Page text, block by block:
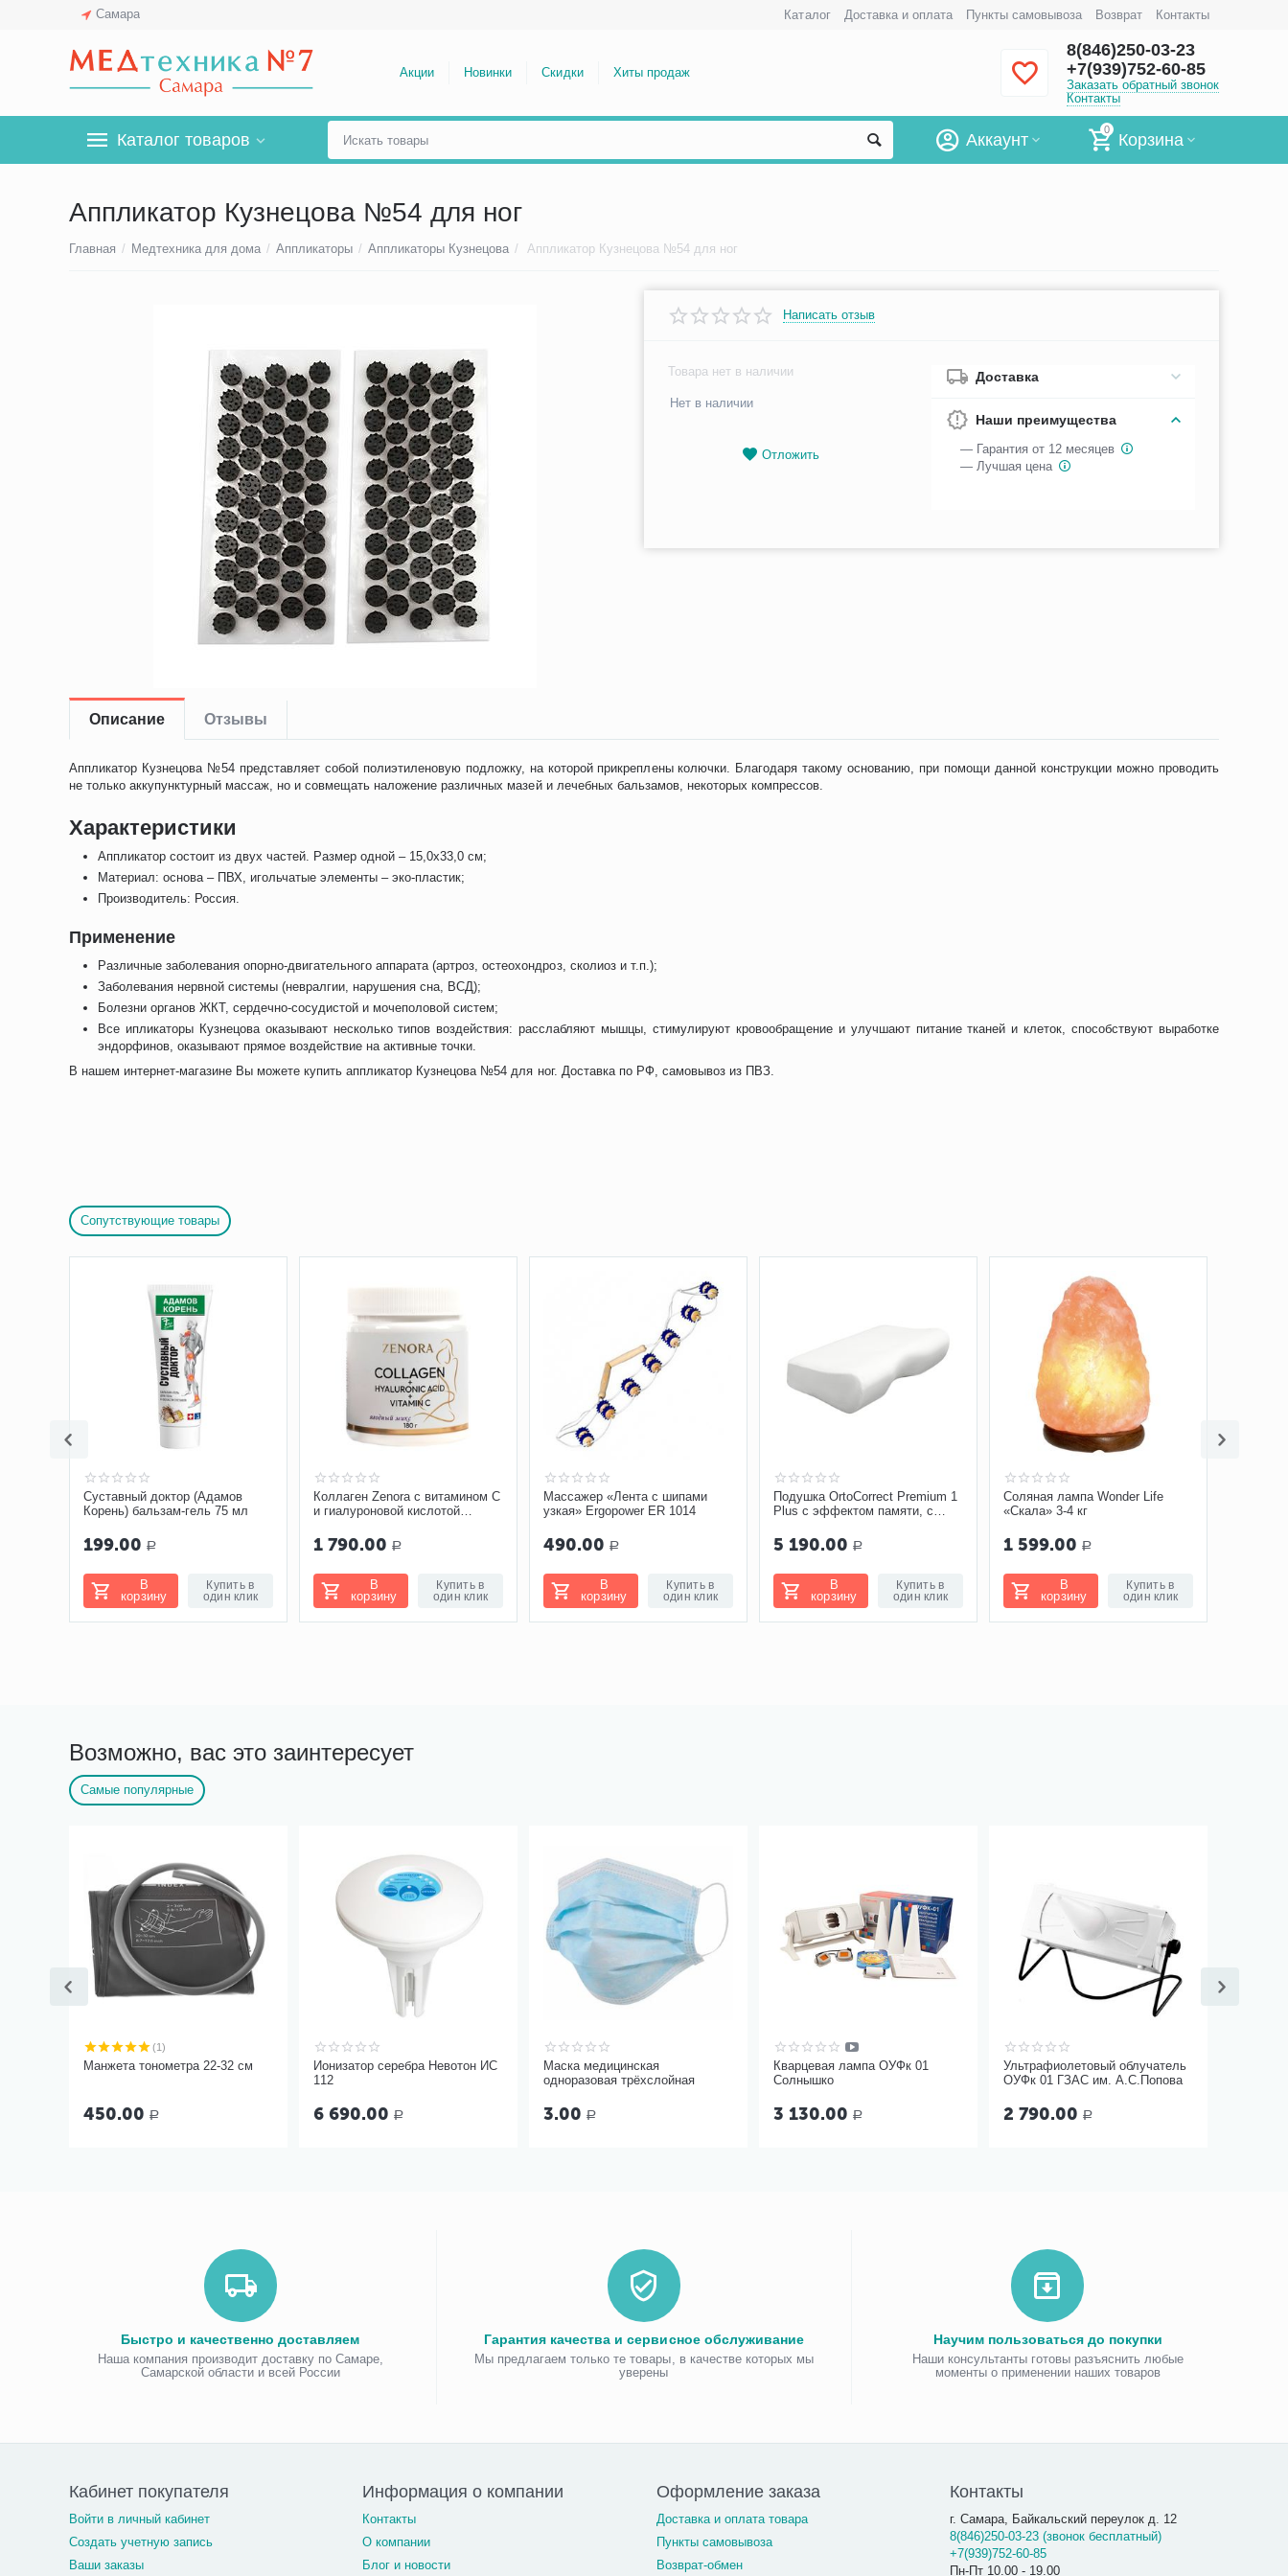
Самара Каталог Доставка и оплата Пункты самовывоза Возврат Контакты
Акции Новинки Скидки Хиты продаж
8(846)250-03-23
+7(939)752-60-85
Заказать обратный звонок
Контакты
Каталог товаров
0
Корзина
Аккаунт
Аппликатор Кузнецова №54 для ног
Главная / Медтехника для дома / Аппликаторы / Аппликаторы Кузнецова / Аппликатор Кузнецова №54 для ног
Написать отзыв
Товара нет в наличии
Нет в наличии
Отложить
Доставка
Наши преимущества
— Гарантия от 12 месяцев
— Лучшая цена
Описание Отзывы
Аппликатор Кузнецова №54 представляет собой полиэтиленовую подложку, на которой прикреплены колючки. Благодаря такому основанию, при помощи данной конструкции можно проводить
не только аккупунктурный массаж, но и совмещать наложение различных мазей и лечебных бальзамов, некоторых компрессов.
Характеристики
Аппликатор состоит из двух частей. Размер одной – 15,0х33,0 см;
Материал: основа – ПВХ, игольчатые элементы – эко-пластик;
Производитель: Россия.
Применение
Различные заболевания опорно-двигательного аппарата (артроз, остеохондроз, сколиоз и т.п.);
Заболевания нервной системы (невралгии, нарушения сна, ВСД);
Болезни органов ЖКТ, сердечно-сосудистой и мочеполовой систем;
Все ипликаторы Кузнецова оказывают несколько типов воздействия: расслабляют мышцы, стимулируют кровообращение и улучшают питание тканей и клеток, способствуют выработке
эндорфинов, оказывают прямое воздействие на активные точки.
В нашем интернет-магазине Вы можете купить аппликатор Кузнецова №54 для ног. Доставка по РФ, самовывоз из ПВЗ.
Сопутствующие товары
Суставный доктор (Адамов
Корень) бальзам-гель 75 мл
199.00 Р
В
корзину
Купить в
один клик
Коллаген Zenora с витамином С
и гиалуроновой кислотой
1 790.00 Р
В
корзину
Купить в
один клик
Массажер «Лента с шипами
узкая» Ergopower ER 1014
490.00 Р
В
корзину
Купить в
один клик
Подушка OrtoCorrect Premium 1
Plus с эффектом памяти, с
5 190.00 Р
В
корзину
Купить в
один клик
Соляная лампа Wonder Life
«Скала» 3-4 кг
1 599.00 Р
В
корзину
Купить в
один клик
Возможно, вас это заинтересует
Самые популярные
(1)
Манжета тонометра 22-32 см
450.00 Р
Ионизатор серебра Невотон ИС
112
6 690.00 Р
Маска медицинская
одноразовая трёхслойная
3.00 Р
Кварцевая лампа ОУФк 01
Солнышко
3 130.00 Р
Ультрафиолетовый облучатель
ОУФк 01 ГЗАС им. А.С.Попова
2 790.00 Р
Быстро и качественно доставляем
Наша компания производит доставку по Самаре,
Самарской области и всей России
Гарантия качества и сервисное обслуживание
Мы предлагаем только те товары, в качестве которых мы
уверены
Научим пользоваться до покупки
Наши консультанты готовы разъяснить любые
моменты о применении наших товаров
Кабинет покупателя
Войти в личный кабинет
Создать учетную запись
Ваши заказы
Информация о компании
Контакты
О компании
Блог и новости
Оформление заказа
Доставка и оплата товара
Пункты самовывоза
Возврат-обмен
Контакты
г. Самара, Байкальский переулок д. 12
8(846)250-03-23 (звонок бесплатный)
+7(939)752-60-85
Пн-Пт 10.00 - 19.00